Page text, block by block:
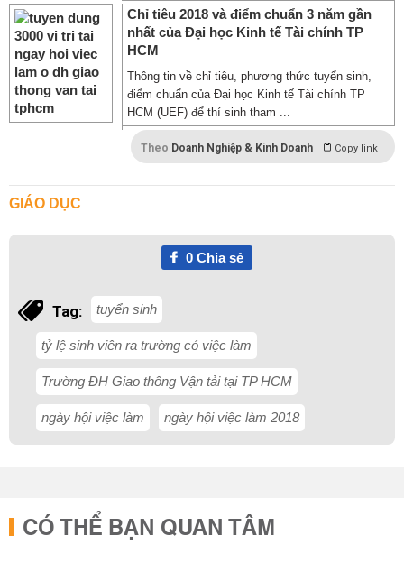
Chỉ tiêu 2018 và điểm chuẩn 3 năm gần
nhất của Đại học Kinh tế Tài chính TP
HCM
Thông tin về chỉ tiêu, phương thức tuyển sinh,
điểm chuẩn của Đại học Kinh tế Tài chính TP
HCM (UEF) để thí sinh tham ...
Theo Doanh Nghiệp & Kinh Doanh Copy link
GIÁO DỤC
0Chia sẻ
Tag: tuyển sinh
tỷ lệ sinh viên ra trường có việc làm
Trường ĐH Giao thông Vận tải tại TP HCM
ngày hội việc làm ngày hội việc làm 2018
CÓ THỂ BẠN QUAN TÂM